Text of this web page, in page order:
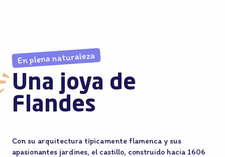
En plena naturaleza
Una joya de
Flandes
Con su arquitectura típicamente flamenca y sus
apasionantes jardines, el castillo, construido hacia 1606